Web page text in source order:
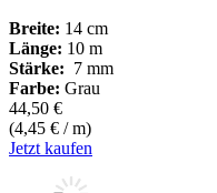
Breite: 14 cm
Länge: 10 m
Stärke: 7 mm
Farbe: Grau
44,50 €
(4,45 € / m)
Jetzt kaufen